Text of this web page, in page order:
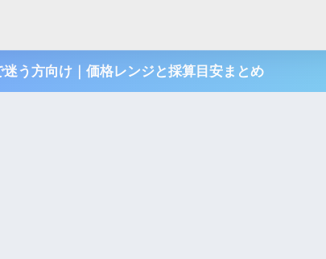
迷う方向け｜価格レンジと採算目安まとめ